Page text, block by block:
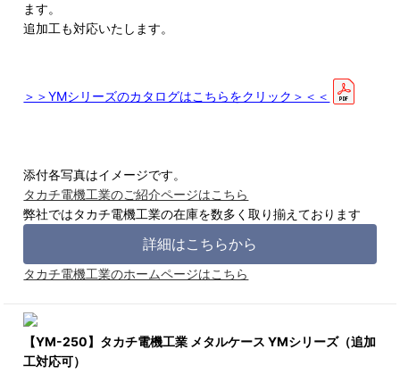
ます。
追加工も対応いたします。
＞＞YMシリーズのカタログはこちらをクリック＞＜＜
添付各写真はイメージです。
タカチ電機工業のご紹介ページはこちら
弊社ではタカチ電機工業の在庫を数多く取り揃えております
詳細はこちらから
タカチ電機工業のホームページはこちら
【YM-250】タカチ電機工業 メタルケース YMシリーズ（追加
工対応可）